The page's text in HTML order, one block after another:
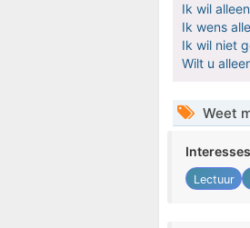
Ik wil
Ik wens
Ik wil niet
Wilt u
Weet
Interesses
Lectuur